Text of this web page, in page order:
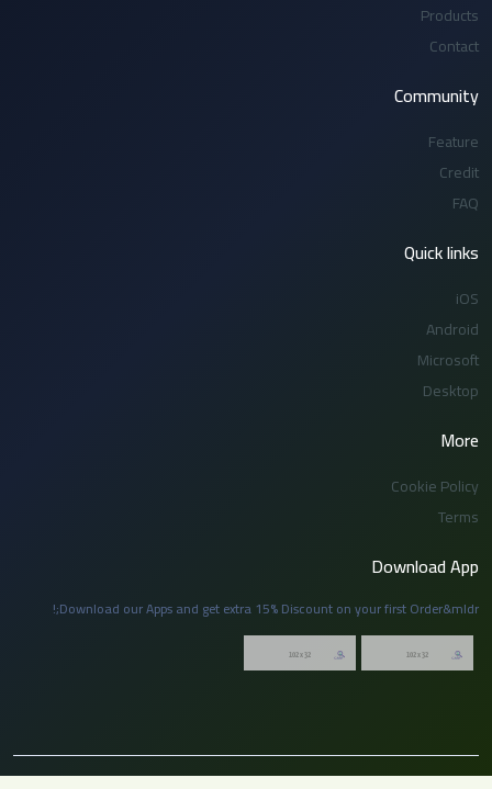
Products
Contact
Community
Feature
Credit
FAQ
Quick links
iOS
Android
Microsoft
Desktop
More
Cookie Policy
Terms
Download App
Download our Apps and get extra 15% Discount on your first Order&mldr;!